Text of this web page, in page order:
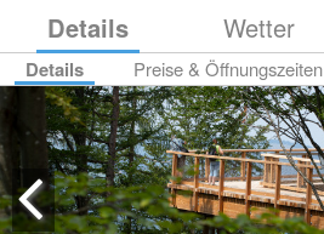
Details Wetter
Details Preise & Öffnungszeiten